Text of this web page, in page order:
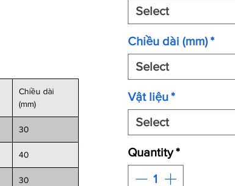
Chiều dài
(mm)
30
40
30
Select
Chiều dài (mm)*
Select
Vật liệu*
Select
Quantity*